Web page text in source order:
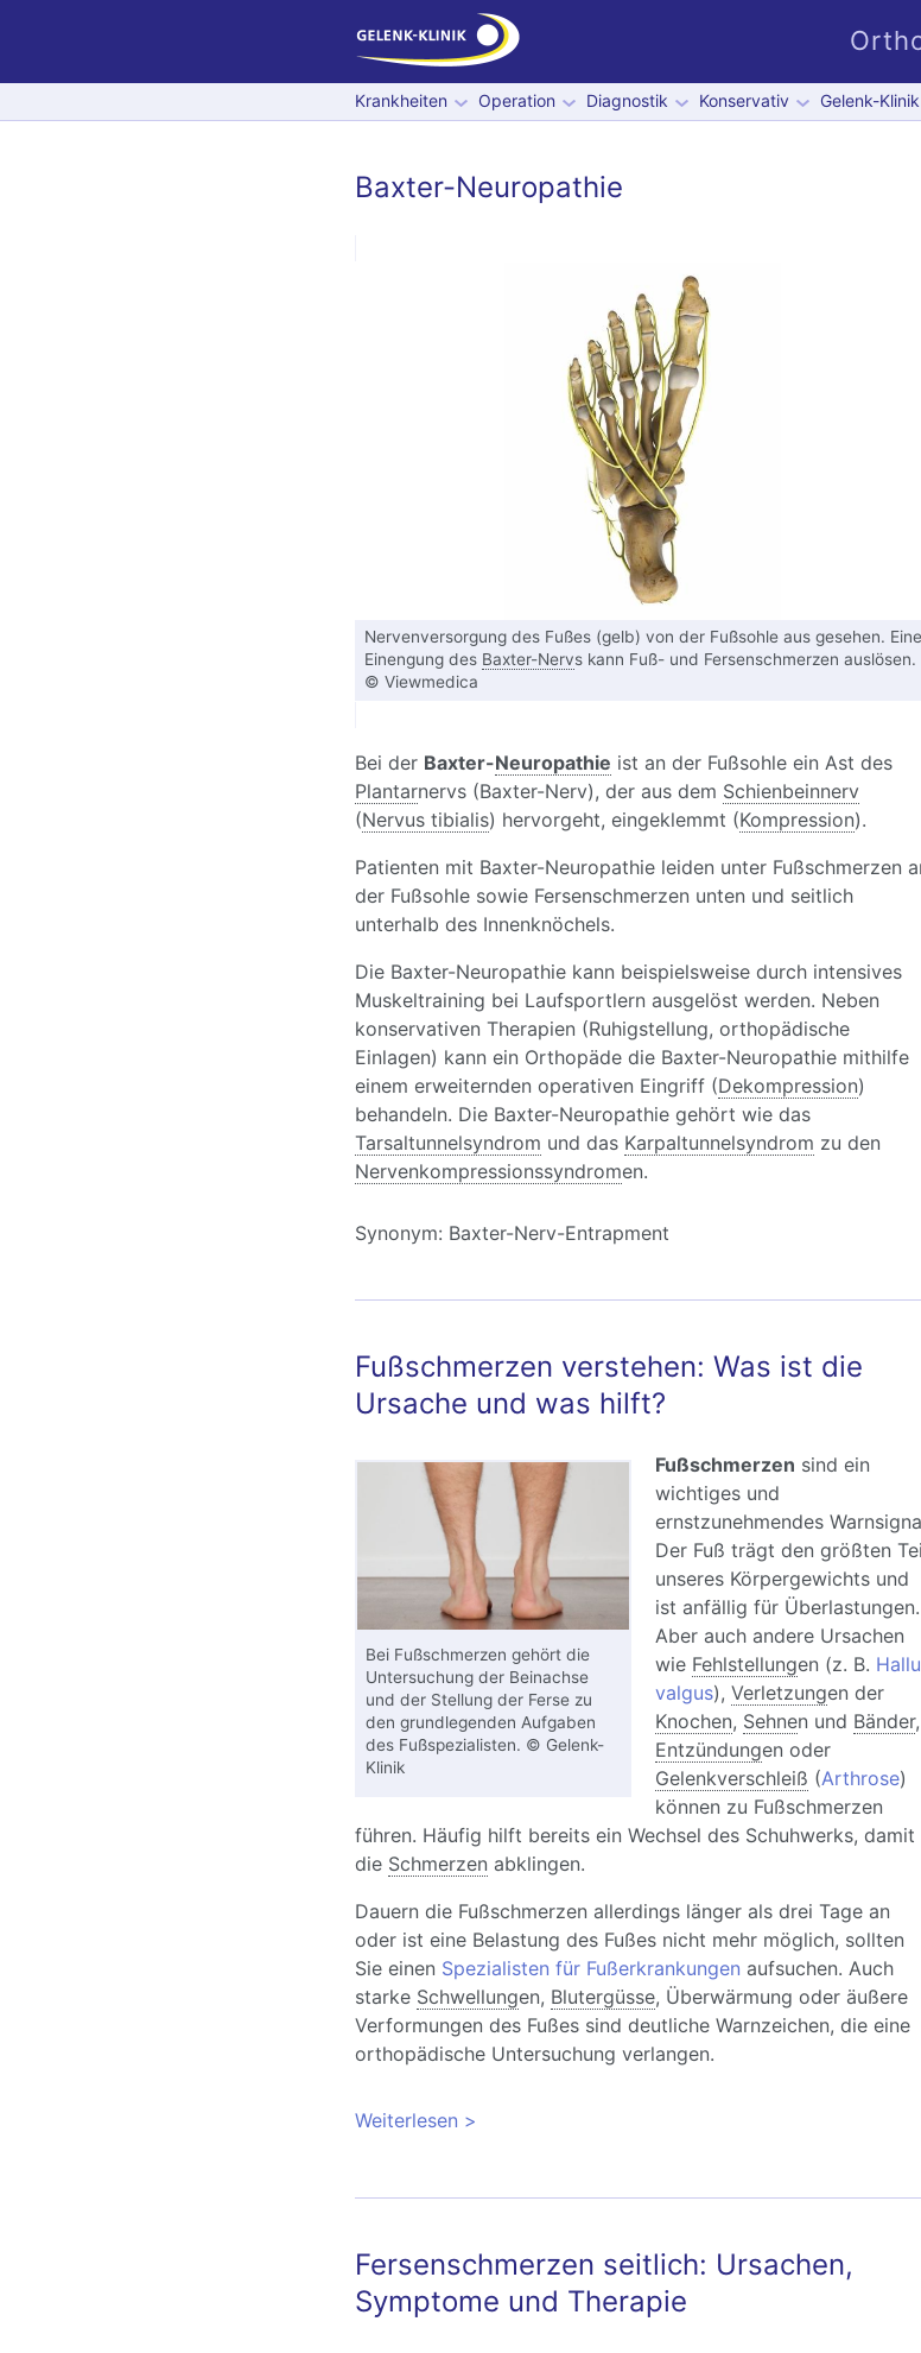
Krankheiten Operation Diagnostik Konservativ Gelenk-Klinik
Baxter-Neuropathie
Nervenversorgung des Fußes (gelb) von der Fußsohle aus gesehen. Eine
Einengung des Baxter-Nervs kann Fuß- und Fersenschmerzen auslösen.
© Viewmedica
Bei der Baxter-Neuropathie ist an der Fußsohle ein Ast des
Plantarnervs (Baxter-Nerv), der aus dem Schienbeinnerv
(Nervus tibialis) hervorgeht, eingeklemmt (Kompression).
Patienten mit Baxter-Neuropathie leiden unter Fußschmerzen
der Fußsohle sowie Fersenschmerzen unten und seitlich
unterhalb des Innenknöchels.
Die Baxter-Neuropathie kann beispielsweise durch intensives
Muskeltraining bei Laufsportlern ausgelöst werden. Neben
konservativen Therapien (Ruhigstellung, orthopädische
Einlagen) kann ein Orthopäde die Baxter-Neuropathie mithilfe
einem erweiternden operativen Eingriff (Dekompression)
behandeln. Die Baxter-Neuropathie gehört wie das
Tarsaltunnelsyndrom und das Karpaltunnelsyndrom zu den
Nervenkompressionssyndromen.
Synonym: Baxter-Nerv-Entrapment
Fußschmerzen verstehen: Was ist die
Ursache und was hilft?
Bei Fußschmerzen gehört die
Untersuchung der Beinachse
und der Stellung der Ferse zu
den grundlegenden Aufgaben
des Fußspezialisten. © Gelenk-
Klinik
Fußschmerzen sind ein
wichtiges und
ernstzunehmendes
Der Fuß trägt den größten
unseres Körpergewichts und
ist anfällig für Überlastungen.
Aber auch andere Ursachen
wie Fehlstellungen (z. B.
valgus), Verletzungen der
Knochen, Sehnen und Bänder,
Entzündungen oder
Gelenkverschleiß (Arthrose)
können zu Fußschmerzen
führen. Häufig hilft bereits ein Wechsel des Schuhwerks, damit
die Schmerzen abklingen.
Dauern die Fußschmerzen allerdings länger als drei Tage an
oder ist eine Belastung des Fußes nicht mehr möglich, sollten
Sie einen Spezialisten für Fußerkrankungen aufsuchen. Auch
starke Schwellungen, Blutergüsse, Überwärmung oder äußere
Verformungen des Fußes sind deutliche Warnzeichen, die eine
orthopädische Untersuchung verlangen.
Weiterlesen über Fußschmerzen verstehen: Was ist die Ursache
Fersenschmerzen seitlich: Ursachen,
Symptome und Therapie